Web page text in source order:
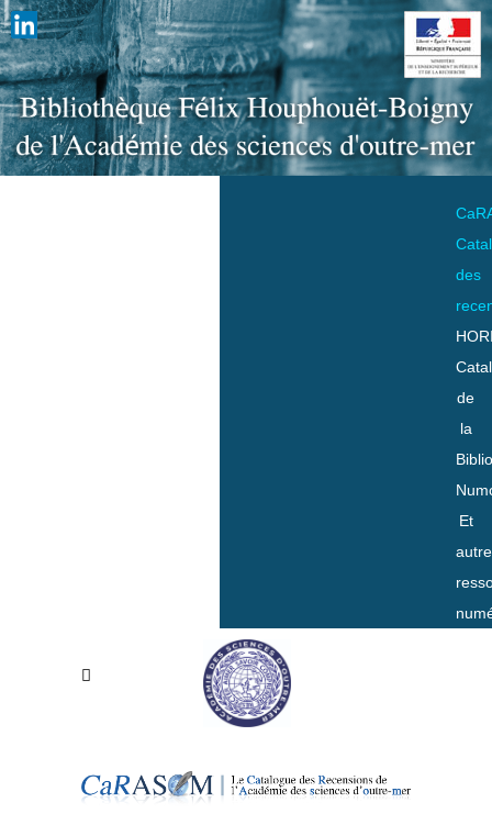
des
de
la
Et